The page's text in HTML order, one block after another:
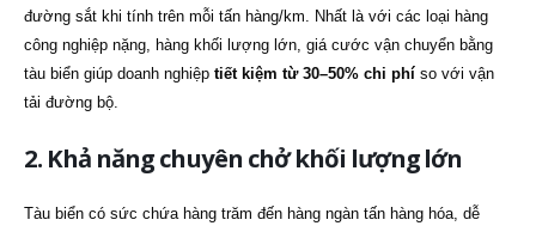
đường sắt khi tính trên mỗi tấn hàng/km. Nhất là với các loại hàng
công nghiệp nặng, hàng khối lượng lớn, giá cước vận chuyển bằng
tàu biển giúp doanh nghiệp tiết kiệm từ 30–50% chi phí so với vận
tải đường bộ.
2. Khả năng chuyên chở khối lượng lớn
Tàu biển có sức chứa hàng trăm đến hàng ngàn tấn hàng hóa, dễ